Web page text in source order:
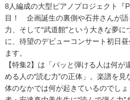
8人編成の大型ピアノプロジェクト『
目！ 企画誕生の裏側や石井さんが
力、そして“武道館”という大きな夢
に、待望のデビューコンサート初日
ます。
【特集2】は「パッと弾ける人は何が
める人の“読む力”の正体」。楽譜を
体のなかでは何が起きているのでし